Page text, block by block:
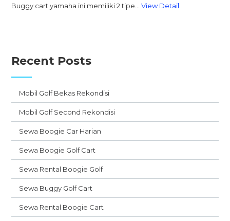
Buggy cart yamaha ini memiliki 2 tipe…View Detail
Recent Posts
Mobil Golf Bekas Rekondisi
Mobil Golf Second Rekondisi
Sewa Boogie Car Harian
Sewa Boogie Golf Cart
Sewa Rental Boogie Golf
Sewa Buggy Golf Cart
Sewa Rental Boogie Cart